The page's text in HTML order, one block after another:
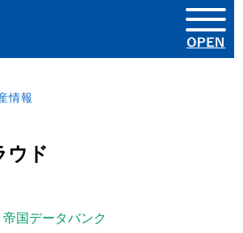
情報
ウド
帝国データバンク